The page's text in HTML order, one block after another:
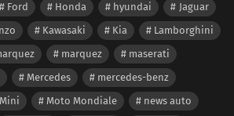
Ford Honda hyundai
Jaguar
Kawasaki Kia
Lamborghini
marquez
maserati
Mercedes
mercedes-benz
Mini Moto Mondiale
news auto